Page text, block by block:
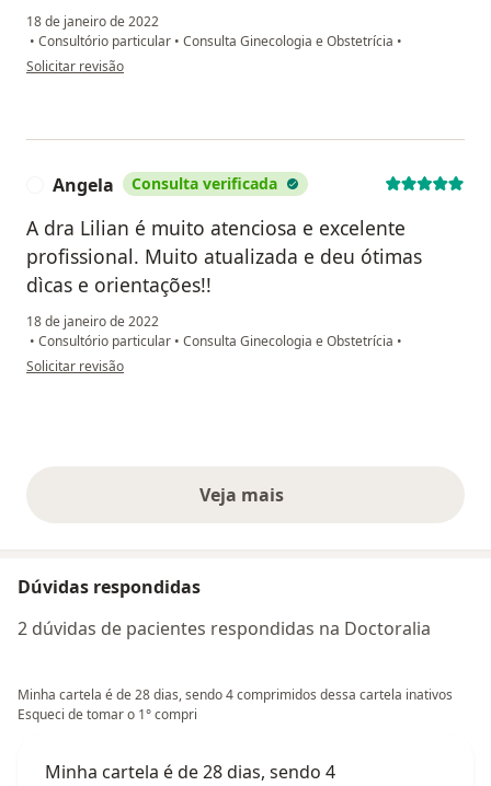
18 de janeiro de 2022
• Consultório particular • Consulta Ginecologia e Obstetrícia •
na opinião do utilizador Carla Rios
Solicitar revisão
Angela Consulta verificada
A dra Lilian é muito atenciosa e excelente
profissional. Muito atualizada e deu ótimas
dìcas e orientações!!
18 de janeiro de 2022
• Consultório particular • Consulta Ginecologia e Obstetrícia •
na opinião do utilizador Angela
Solicitar revisão
Veja maisopiniões acima
Dúvidas respondidas
2 dúvidas de pacientes respondidas na Doctoralia
Minha cartela é de 28 dias, sendo 4 comprimidos dessa cartela inativos
Esqueci de tomar o 1° compri
Minha cartela é de 28 dias, sendo 4